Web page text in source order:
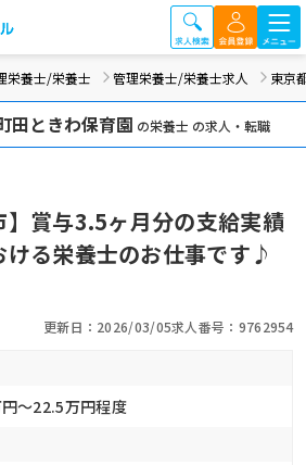
栄養士/栄養士 管理栄養士/栄養士求人 東京
田ときわ保育園 の栄養士 の求人・転職
】賞与3.5ヶ月分の支給実績
る栄養士のお仕事です♪
更新日：2026/03/05求人番号：9762954
円〜22.5万円程度